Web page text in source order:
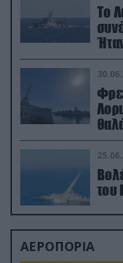
Το
του
ΑΕΡΟΠΟΡΙΑ